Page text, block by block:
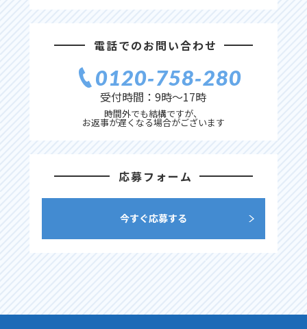
電話でのお問い合わせ
0120‐758‐280
受付時間：9時〜17時
時間外でも結構ですが、
お返事が遅くなる場合がございます
応募フォーム
今すぐ応募する